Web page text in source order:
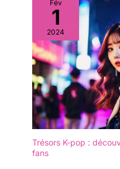
Fév
1
2024
Trésors K-pop :
fans